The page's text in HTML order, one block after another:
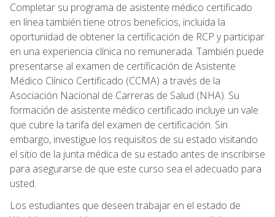
Completar su programa de asistente médico certificado
en línea también tiene otros beneficios, incluida la
oportunidad de obtener la certificación de RCP y participar
en una experiencia clínica no remunerada. También puede
presentarse al examen de certificación de Asistente
Médico Clínico Certificado (CCMA) a través de la
Asociación Nacional de Carreras de Salud (NHA). Su
formación de asistente médico certificado incluye un vale
que cubre la tarifa del examen de certificación. Sin
embargo, investigue los requisitos de su estado visitando
el sitio de la junta médica de su estado antes de inscribirse
para asegurarse de que este curso sea el adecuado para
usted.
Los estudiantes que deseen trabajar en el estado de